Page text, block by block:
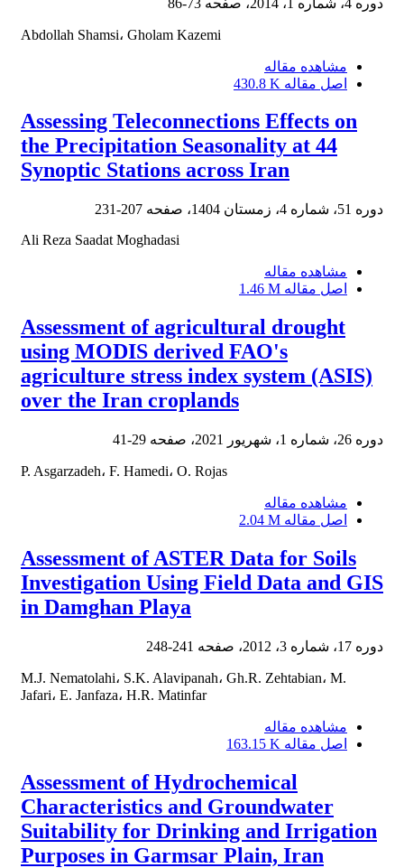
Abdollah Shamsi، Gholam Kazemi
مشاهده مقاله
اصل مقاله 430.8 K
Assessing Teleconnections Effects on
the Precipitation Seasonality at 44
Synoptic Stations across Iran
دوره 51، شماره 4، زمستان 1404، صفحه
207-231
Ali Reza Saadat Moghadasi
مشاهده مقاله
اصل مقاله 1.46 M
Assessment of agricultural drought
using MODIS derived FAO's
agriculture stress index system (ASIS)
over the Iran croplands
دوره 26، شماره 1، شهریور 2021، صفحه 29-41
P. Asgarzadeh، F. Hamedi، O. Rojas
مشاهده مقاله
اصل مقاله 2.04 M
Assessment of ASTER Data for Soils
Investigation Using Field Data and GIS
in Damghan Playa
دوره 17، شماره 3، 2012، صفحه 241-248
M.J. Nematolahi، S.K. Alavipanah، Gh.R. Zehtabian، M.
Jafari، E. Janfaza، H.R. Matinfar
مشاهده مقاله
اصل مقاله 163.15 K
Assessment of Hydrochemical
Characteristics and Groundwater
Suitability for Drinking and Irrigation
Purposes in Garmsar Plain, Iran